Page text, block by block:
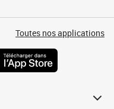
Toutes nos applications